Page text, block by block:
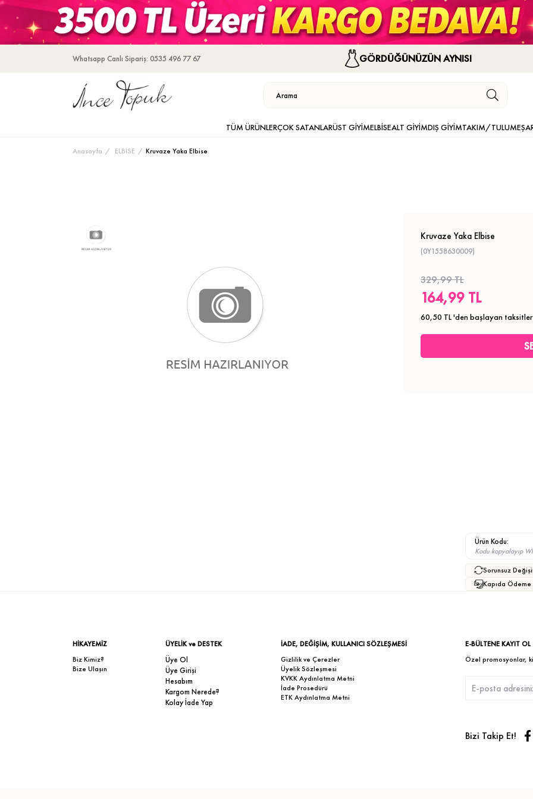
Whatsapp Canlı Sipariş: 0535 496 77 67 GÖRDÜĞÜNÜZÜN AYNISI
TÜM ÜRÜNLERÇOK SATANLARÜST GİYİMELBİSEALT GİYİMDIŞ GİYİMTAKIM/TULUM
Anasayfa ELBİSE Kruvaze Yaka Elbise
Kruvaze Yaka Elbise
(0Y1558630009)
329,99 TL
164,99 TL
60,50 TL'den başlayan
Ürün Kodu:
Kodu kopyalayıp
Sorunsuz
Kapıda Ödeme
HİKAYEMİZ
Biz Kimiz?
Bize Ulaşın
ÜYELİK ve DESTEK
Üye Ol
Üye Girişi
Hesabım
Kargom Nerede?
Kolay İade Yap
İADE, DEĞİŞİM, KULLANICI SÖZLEŞMESİ
Gizlilik ve Çerezler
Üyelik Sözleşmesi
KVKK Aydınlatma Metni
İade Prosedürü
ETK Aydınlatma Metni
E-BÜLTENE KAYIT OL
Özel promosyonlar,
Bizi Takip Et!